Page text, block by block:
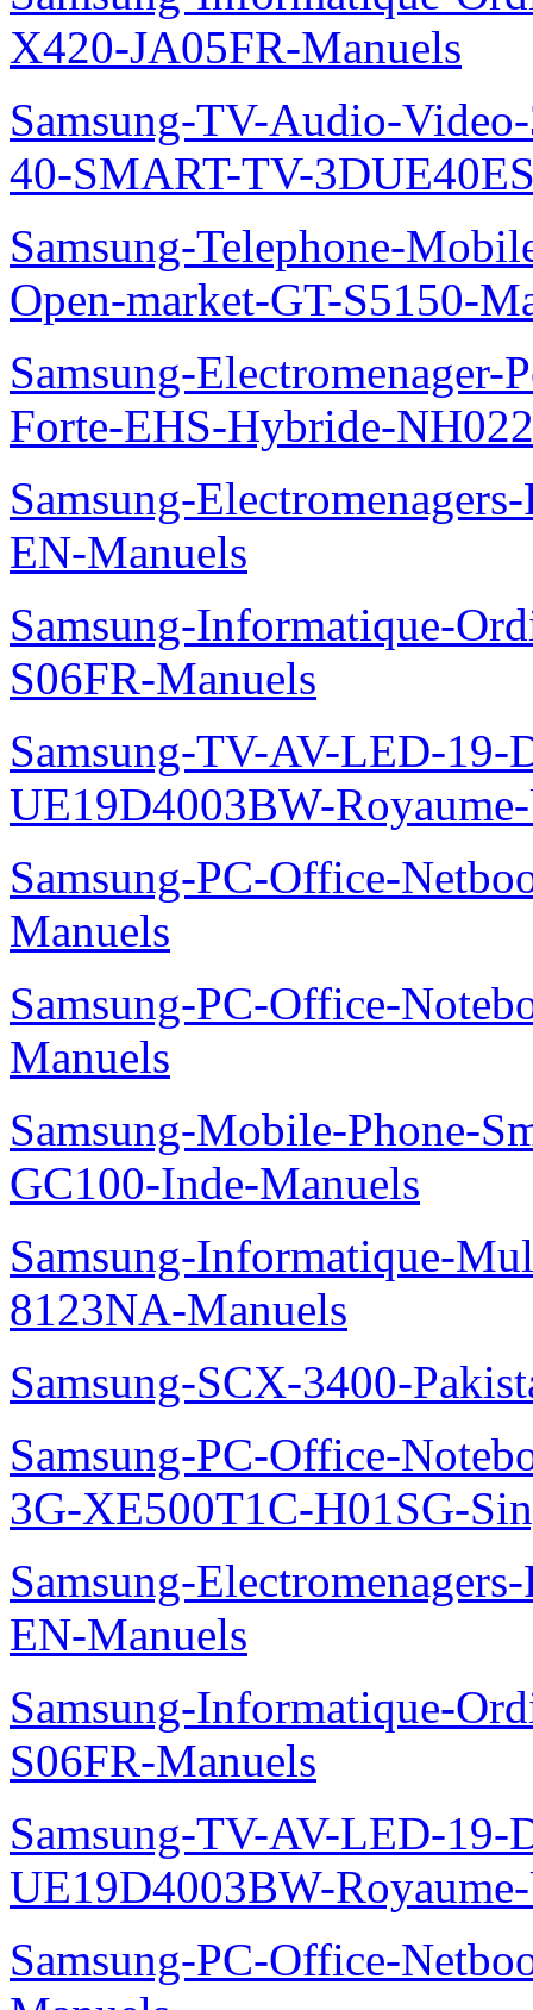
X420-JA05FR-Manuels
Samsung-TV-Audio-
40-SMART-TV-
Samsung-Telephone-
Open-market-GT-S5150-
Samsung-
Forte-EHS-Hybride-
Samsung-
EN-Manuels
Samsung-Informatique-
S06FR-Manuels
Samsung-TV-AV-LED-
UE19D4003BW-
Samsung-PC-Office-
Manuels
Samsung-PC-Office-
Manuels
Samsung-Mobile-Phone-
GC100-Inde-Manuels
Samsung-Informatique-
8123NA-Manuels
Samsung-SCX-3400-
Samsung-PC-Office-
3G-XE500T1C-H01SG-
Samsung-
EN-Manuels
Samsung-Informatique-
S06FR-Manuels
Samsung-TV-AV-LED-
UE19D4003BW-
Samsung-PC-Office-